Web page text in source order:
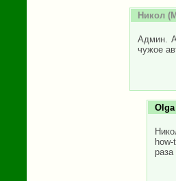
Никол
Админ. А
чужое
Olga